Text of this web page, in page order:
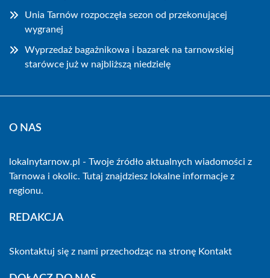
Unia Tarnów rozpoczęła sezon od przekonującej
wygranej
Wyprzedaż bagażnikowa i bazarek na tarnowskiej
starówce już w najbliższą niedzielę
O NAS
lokalnytarnow.pl - Twoje źródło aktualnych wiadomości z
Tarnowa i okolic. Tutaj znajdziesz lokalne informacje z
regionu.
REDAKCJA
Skontaktuj się z nami przechodząc na stronę Kontakt